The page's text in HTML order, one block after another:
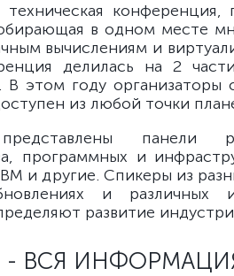
конференция,
в одном месте
вычислениям и
делилась на 2
этом году организаторы
из любой точки
панели
программных и
и другие. Спикеры из
и различных
развитие
- ВСЯ